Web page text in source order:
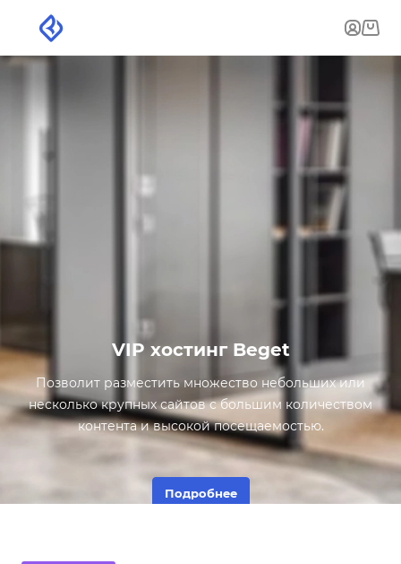
VIP хостинг Beget
Позволит разместить множество небольших или
несколько крупных сайтов с большим количеством
контента и высокой посещаемостью.
Подробнее